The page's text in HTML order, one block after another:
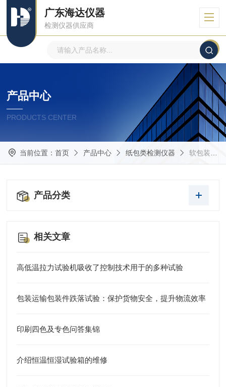
广东海达仪器
检测仪器供应商
产品中心
PRODUCTS CENTER
当前位置： 首页 产品中心 纸包类检测仪器 软包装测试仪器
产品分类
相关文章
高低温拉力试验机吸收了控制技术用于的多种试验
包装运输包装件跌落试验：保护货物安全，提升物流效率
印刷四色及专色问答集锦
介绍恒温恒湿试验箱的维修